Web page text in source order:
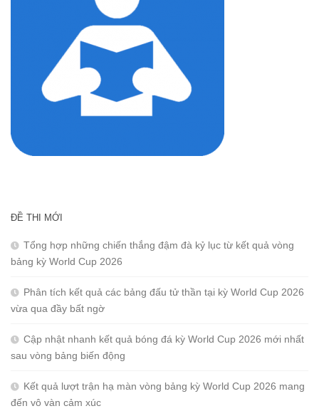
ĐỀ THI MỚI
Tổng hợp những chiến thắng đậm đà kỷ lục từ kết quả vòng
bảng kỳ World Cup 2026
Phân tích kết quả các bảng đấu tử thần tại kỳ World Cup 2026
vừa qua đầy bất ngờ
Cập nhật nhanh kết quả bóng đá kỳ World Cup 2026 mới nhất
sau vòng bảng biến động
Kết quả lượt trận hạ màn vòng bảng kỳ World Cup 2026 mang
đến vô vàn cảm xúc